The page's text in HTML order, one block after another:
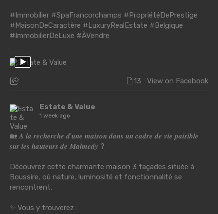
#Immobilier #SpaFrancorchamps #PropriétéDePrestige
#MaisonDeCaractère #LuxuryRealEstate #Belgique
#ImmobilierDeLuxe #ÀVendre
13 View on Facebook
Estate & Value
1 week ago
🏡 𝑨 𝒍𝒂 𝒓𝒆𝒄𝒉𝒆𝒓𝒄𝒉𝒆 𝒅'𝒖𝒏𝒆 𝒎𝒂𝒊𝒔𝒐𝒏 𝒅𝒂𝒏𝒔 𝒖𝒏 𝒄𝒂𝒅𝒓𝒆 𝒅𝒆 𝒗𝒊𝒆 𝒑𝒂𝒊𝒔𝒊𝒃𝒍𝒆
𝒔𝒖𝒓 𝒍𝒆𝒔 𝒉𝒂𝒖𝒕𝒆𝒖𝒓𝒔 𝒅𝒆 𝑴𝒂𝒍𝒎𝒆𝒅𝒚 ?
Découvrez cette charmante maison 3 façades située à
Boussire, où nature, luminosité et fonctionnalité se
rencontrent.
✨ Vous y trouverez :